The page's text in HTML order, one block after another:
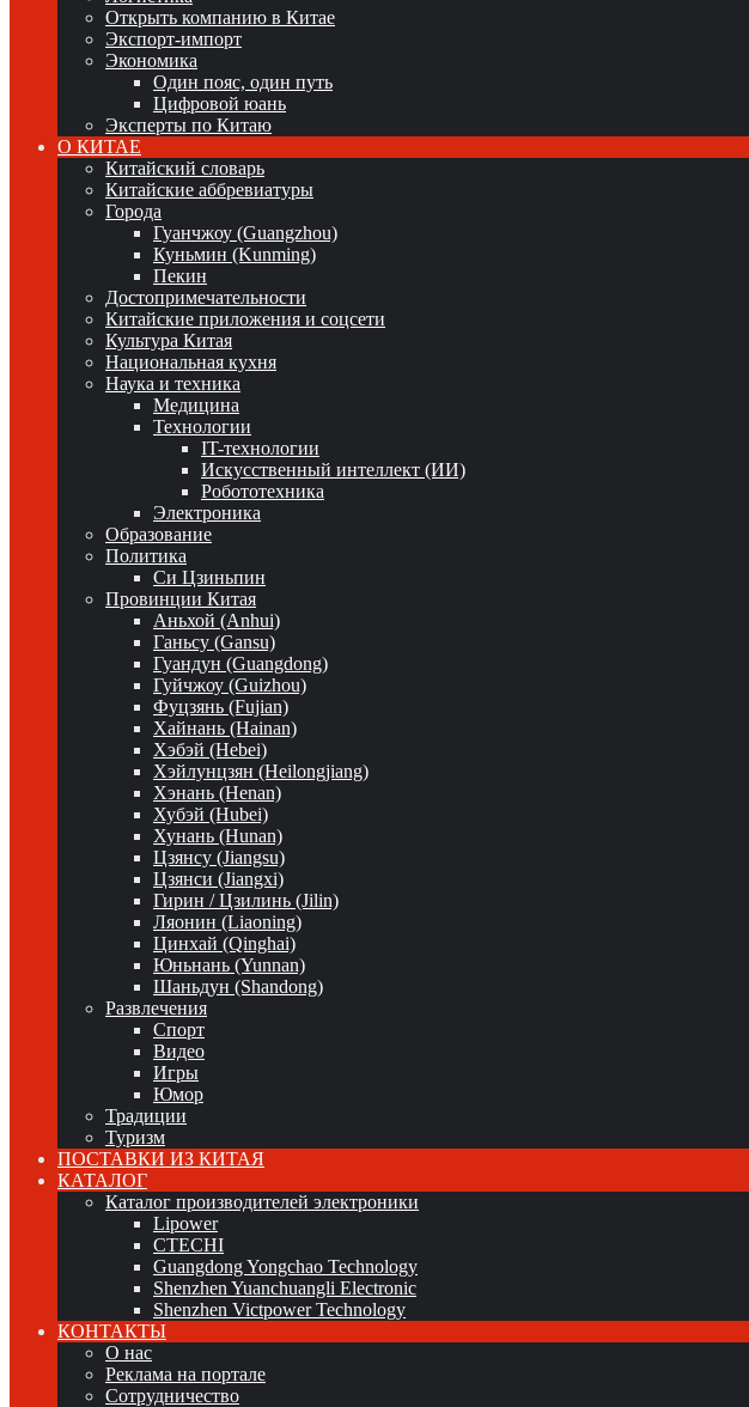
Открыть компанию в Китае
Экспорт-импорт
Экономика
Один пояс, один путь
Цифровой юань
Эксперты по Китаю
О КИТАЕ
Китайский словарь
Китайские аббревиатуры
Города
Гуанчжоу (Guangzhou)
Куньмин (Kunming)
Пекин
Достопримечательности
Китайские приложения и соцсети
Культура Китая
Национальная кухня
Наука и техника
Медицина
Технологии
IT-технологии
Искусственный интеллект (ИИ)
Робототехника
Электроника
Образование
Политика
Си Цзиньпин
Провинции Китая
Аньхой (Anhui)
Ганьсу (Gansu)
Гуандун (Guangdong)
Гуйчжоу (Guizhou)
Фуцзянь (Fujian)
Хайнань (Hainan)
Хэбэй (Hebei)
Хэйлунцзян (Heilongjiang)
Хэнань (Henan)
Хубэй (Hubei)
Хунань (Hunan)
Цзянсу (Jiangsu)
Цзянси (Jiangxi)
Гирин / Цзилинь (Jilin)
Ляонин (Liaoning)
Цинхай (Qinghai)
Юньнань (Yunnan)
Шаньдун (Shandong)
Развлечения
Спорт
Видео
Игры
Юмор
Традиции
Туризм
ПОСТАВКИ ИЗ КИТАЯ
КАТАЛОГ
Каталог производителей электроники
Lipower
CTECHI
Guangdong Yongchao Technology
Shenzhen Yuanchuangli Electronic
Shenzhen Victpower Technology
КОНТАКТЫ
О нас
Реклама на портале
Сотрудничество